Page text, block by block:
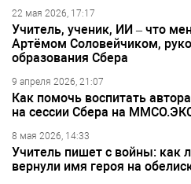
22 мая 2026, 17:17
Учитель, ученик, ИИ – что
Артёмом Соловейчиком,
образования Сбера
9 апреля 2026, 21:07
Как помочь воспитать
на сессии Сбера на
8 мая 2026, 14:33
Учитель пишет с войны: как
вернули имя героя на